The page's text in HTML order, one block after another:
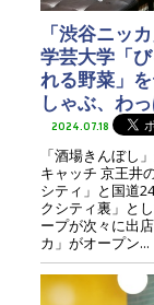
「渋谷ニッ
学芸大学「
れる野菜」
しゃぶ、わ
2024.07.18
「酒場きんぼし
キャッチ 京王井
シティ」と国道
クシティ裏」と
ープが次々に出
カ」がオープン...